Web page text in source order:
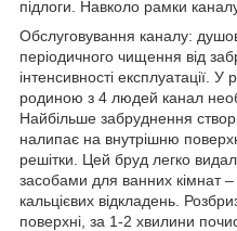
підлоги. Навколо рамки
Обслуговування каналу:
періодичного чищення від
інтенсивності експлуатації.
родиною з 4 людей канал
Найбільше забруднення
налипає на внутрішню
решітки. Цей бруд легко
засобами для ванних кімнат
кальцієвих відкладень.
поверхні, за 1-2 хвилини